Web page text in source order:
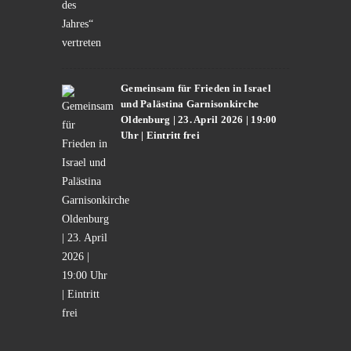
Gemeinsam für Frieden in Israel
und Palästina Garnisonkirche
Oldenburg | 23. April 2026 | 19:00
Uhr | Eintritt frei